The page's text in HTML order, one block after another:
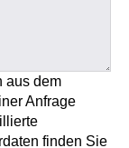
aus dem
Anfrage
finden Sie